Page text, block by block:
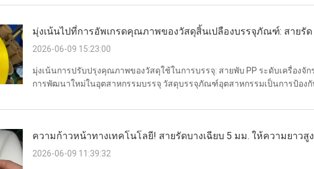
อุตสาหกรรมพกพา ...
มุ่งเน้นไปที่การอัพเกรดคุณภาพของวัสดุสิ้นเปลืองบรรจุภัณฑ์: สายรัด
คุณภาพสูงขับเคลื่อนการพัฒนาใหม่ในบรรจุภัณฑ์อุตสาหกรรม
2026-06-09 15:23:00
มุ่งเน้นการปรับปรุงคุณภาพของวัสดุใช้ในการบรรจุ: สายพับ PP ระดับเครื่องจั
การพัฒนาใหม่ในอุตสาหกรรมบรรจุ วัสดุบรรจุภัณฑ์อุตสาหกรรมเป็นการป้อง
ปลอดภัยของสินค้าในการข...
ความก้าวหน้าทางเทคโนโลยี! สายรัดบางเฉียบ 5 มม. ให้ความยาวสู
ใช้ได้กับเครื่องรัดอัตโนมัติความเร็วสูงทั่วโลก
2026-06-09 11:39:32